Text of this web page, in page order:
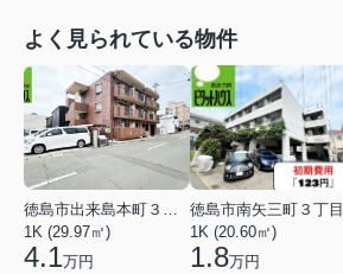
よく見られている物件
1K (29.97㎡)
4.1万円
徳島市南矢三町３丁目
1K (20.60㎡)
1.8万円